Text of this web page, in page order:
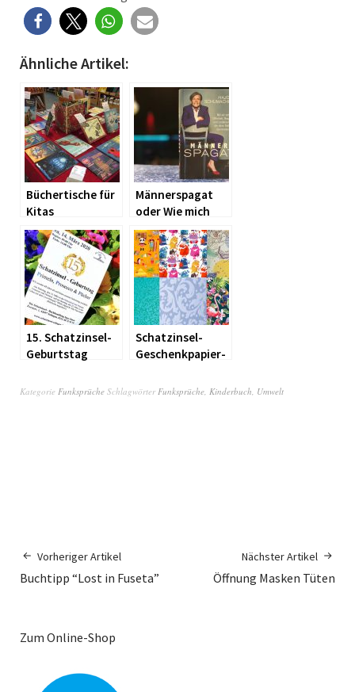
Ähnliche Artikel:
Büchertische für
Kitas
Männerspagat
oder Wie mich
eine Lesung
überraschte
15. Schatzinsel-
Geburtstag
Schatzinsel-
Geschenkpapier-
Kategorie Funksprüche Schlagwörter Funksprüche Kinderbuch Umwelt
Vorheriger Artikel
Buchtipp “Lost in Fuseta”
Nächster Artikel
Öffnung Masken Tüten
Zum Online-Shop